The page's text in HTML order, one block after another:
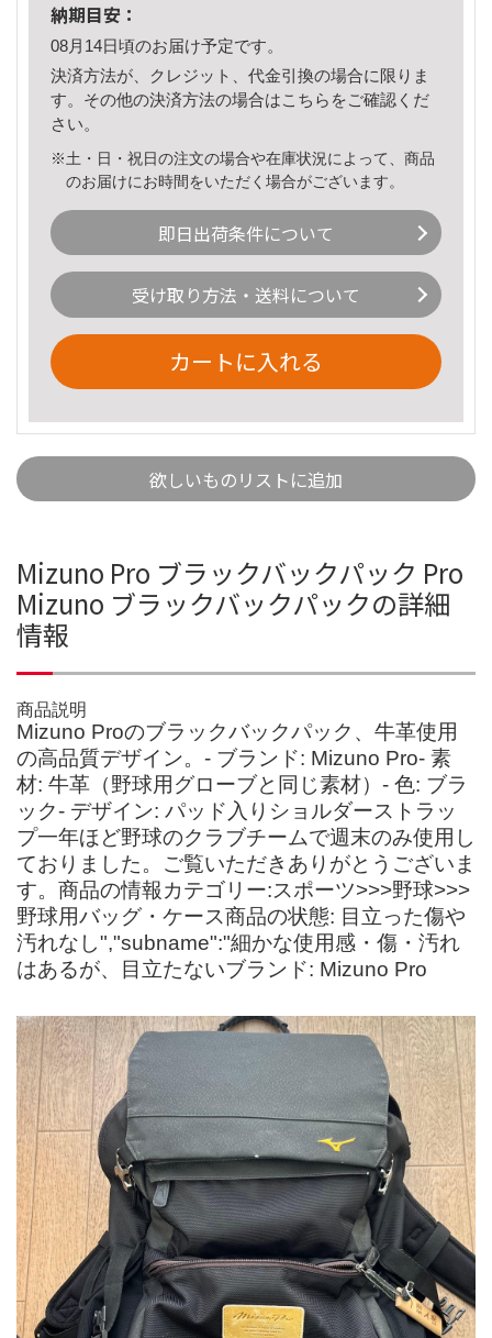
納期目安：
08月14日頃のお届け予定です。
決済方法が、クレジット、代金引換の場合に限りま
す。その他の決済方法の場合はこちら をご確認くだ
さい。
※土・日・祝日の注文の場合や在庫状況によって、商品
のお届けにお時間をいただく場合がございます。
即日出荷条件について
受け取り方法・送料について
カートに入れる
欲しいものリストに追加
Mizuno Pro ブラックバックパック Pro
Mizuno ブラックバックパックの詳細
情報
商品説明
Mizuno Proのブラックバックパック、牛革使用
の高品質デザイン。- ブランド: Mizuno Pro- 素
材: 牛革（野球用グローブと同じ素材）- 色: ブラ
ック- デザイン: パッド入りショルダーストラッ
プ一年ほど野球のクラブチームで週末のみ使用し
ておりました。ご覧いただきありがとうございま
す。商品の情報カテゴリー:スポーツ>>>野球>>>
野球用バッグ・ケース商品の状態: 目立った傷や
汚れなし","subname":"細かな使用感・傷・汚れ
はあるが、目立たないブランド: Mizuno Pro